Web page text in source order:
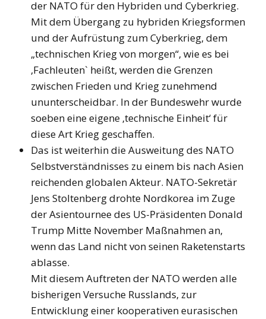
der NATO für den Hybriden und Cyberkrieg.
Mit dem Übergang zu hybriden Kriegsformen
und der Aufrüstung zum Cyberkrieg, dem
„technischen Krieg von morgen“, wie es bei
‚Fachleuten` heißt, werden die Grenzen
zwischen Frieden und Krieg zunehmend
ununterscheidbar. In der Bundeswehr wurde
soeben eine eigene ‚technische Einheit‘ für
diese Art Krieg geschaffen.
Das ist weiterhin die Ausweitung des NATO
Selbstverständnisses zu einem bis nach Asien
reichenden globalen Akteur. NATO-Sekretär
Jens Stoltenberg drohte Nordkorea im Zuge
der Asientournee des US-Präsidenten Donald
Trump Mitte November Maßnahmen an,
wenn das Land nicht von seinen Raketenstarts
ablasse.
Mit diesem Auftreten der NATO werden alle
bisherigen Versuche Russlands, zur
Entwicklung einer kooperativen eurasischen